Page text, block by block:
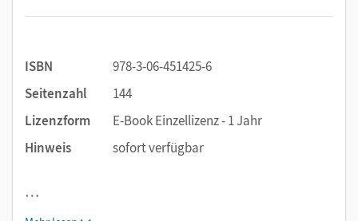
ISBN
978-3-06-451425-6
Seitenzahl
144
Lizenzform
E-Book Einzellizenz - 1 Jahr
Hinweis
sofort verfügbar
…